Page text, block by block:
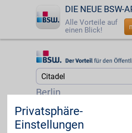
DIE NEUE BSW-
Alle Vorteile auf
einen Blick!
Startseite
☎ 0800 - 279 25 82
Berlin
Startseite
Taschengelddieb
Bei
Privatsphäre-
Einstellungen